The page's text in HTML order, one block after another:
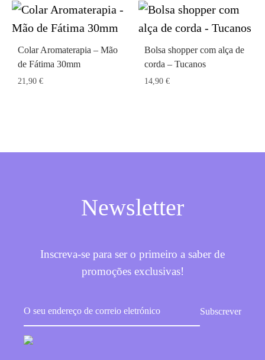
Colar Aromaterapia – Mão
de Fátima 30mm
21,90 €
Bolsa shopper com alça de
corda – Tucanos
14,90 €
Newsletter
Inscreva-se para ser o primeiro a saber de
promoções exclusivas!